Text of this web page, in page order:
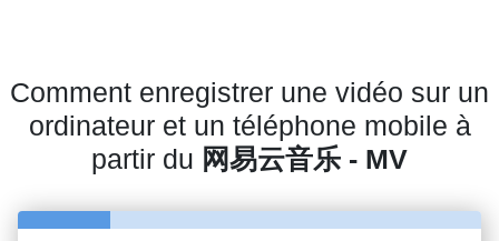
Comment enregistrer une vidéo sur un
ordinateur et un téléphone mobile à
partir du 网易云音乐 - MV